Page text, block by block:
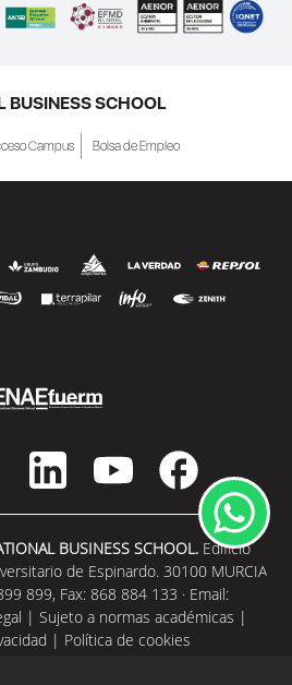
BUSINESS SCHOOL
Campus Bolsa de Empleo
BUSINESS SCHOOL. Edificio
de Espinardo. 30100 MURCIA
899, Fax: 868 884 133 · Email:
| Sujeto a normas académicas |
| Política de cookies